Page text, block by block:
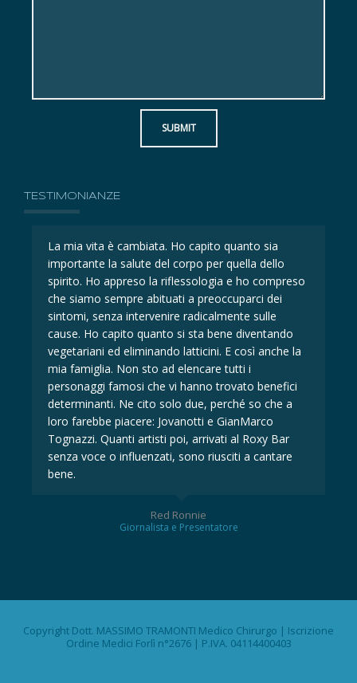
SUBMIT
TESTIMONIANZE
La mia vita è cambiata. Ho capito quanto sia
importante la salute del corpo per quella dello
spirito. Ho appreso la riflessologia e ho compreso
che siamo sempre abituati a preoccuparci dei
sintomi, senza intervenire radicalmente sulle
cause. Ho capito quanto si sta bene diventando
vegetariani ed eliminando latticini. E così anche la
mia famiglia. Non sto ad elencare tutti i
personaggi famosi che vi hanno trovato benefici
determinanti. Ne cito solo due, perché so che a
loro farebbe piacere: Jovanotti e GianMarco
Tognazzi. Quanti artisti poi, arrivati al Roxy Bar
senza voce o influenzati, sono riusciti a cantare
bene.
Red Ronnie
Giornalista e Presentatore
Copyright Dott. MASSIMO TRAMONTI Medico Chirurgo | Iscrizione
Ordine Medici Forlì n°2676 | P.IVA. 04114400403